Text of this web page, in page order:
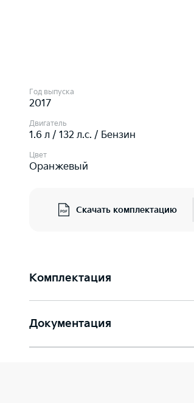
Год выпуска
2017
Двигатель
1.6 л / 132 л.c. / Бензин
Цвет
Оранжевый
Скачать комплектацию
Комплектация
Документация